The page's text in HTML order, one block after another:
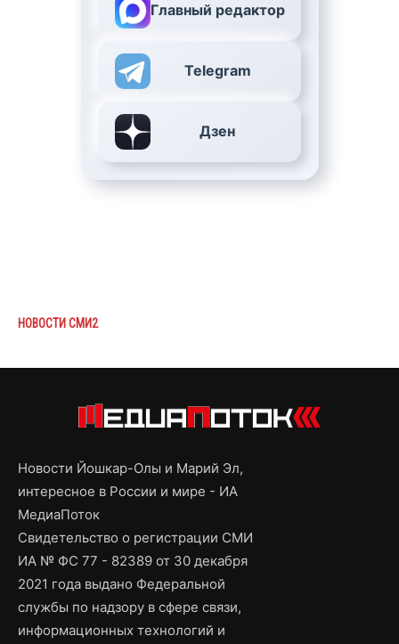
Главный редактор
Telegram
Дзен
НОВОСТИ СМИ2
Новости Йошкар-Олы и Марий Эл,
интересное в России и мире - ИА
МедиаПоток
Свидетельство о регистрации СМИ
ИА № ФС 77 - 82389 от 30 декабря
2021 года выдано Федеральной
службы по надзору в сфере связи,
информационных технологий и